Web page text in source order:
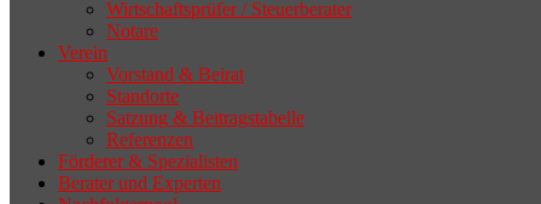
Wirtschaftsprüfer / Steuerberater
Notare
Verein
Vorstand & Beirat
Standorte
Satzung & Beitragstabelle
Referenzen
Förderer & Spezialisten
Berater und Experten